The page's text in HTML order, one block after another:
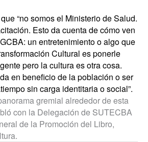
“no somos el Ministerio de Salud.
Esto da cuenta de cómo ven
un entretenimiento o algo que
Cultural es ponerle
pero la cultura es otra cosa.
en beneficio de la población o ser
sin carga identitaria o social”.
gremial alrededor de esta
con la Delegación de SUTECBA
de la Promoción del Libro,